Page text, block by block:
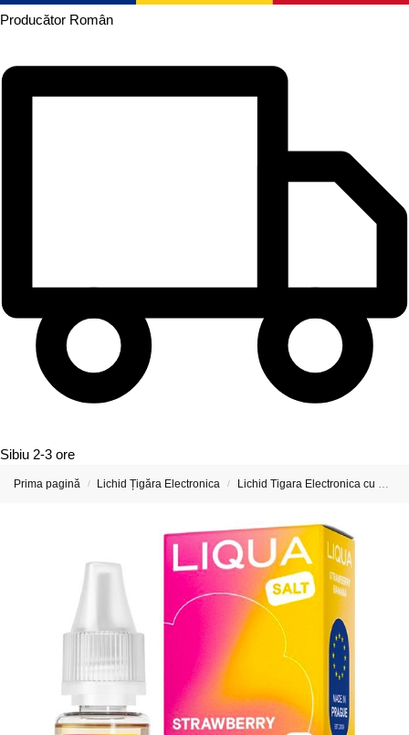
Producător Român
Sibiu 2-3 ore
Prima pagină / Lichid Țigăra Electronica / Lichid Tigara Electronica cu Nicotina